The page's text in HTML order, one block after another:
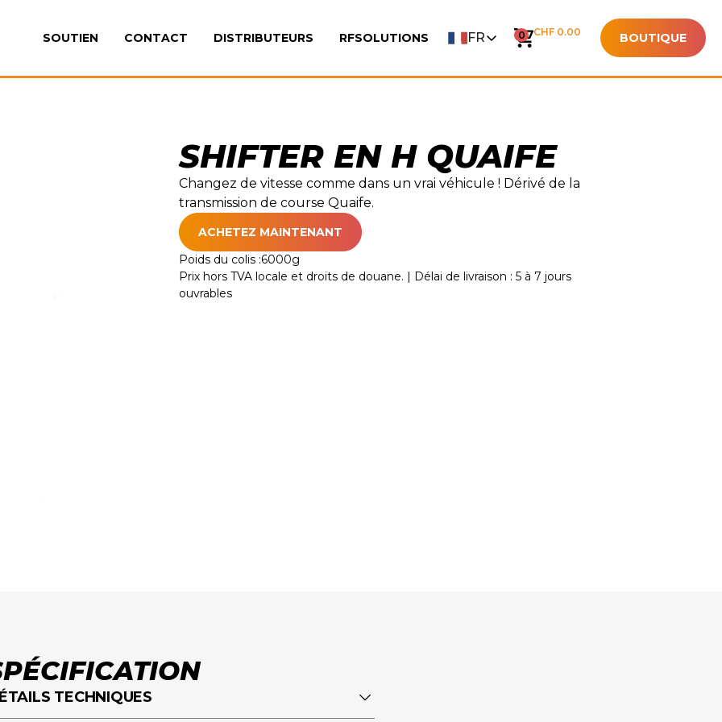
SOUTIEN CONTACT DISTRIBUTEURS RFSOLUTIONS FR CHF 0.00
0 BOUTIQUE
SHIFTER EN H QUAIFE
Changez de vitesse comme dans un vrai véhicule ! Dérivé de la
transmission de course Quaife.
ACHETEZ MAINTENANT
Poids du colis :6000g
Prix hors TVA locale et droits de douane. | Délai de livraison : 5 à 7 jours
ouvrables
TECHNIQUES